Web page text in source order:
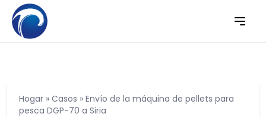
Hogar » Casos » Envío de la máquina de pellets para
pesca DGP-70 a Siria